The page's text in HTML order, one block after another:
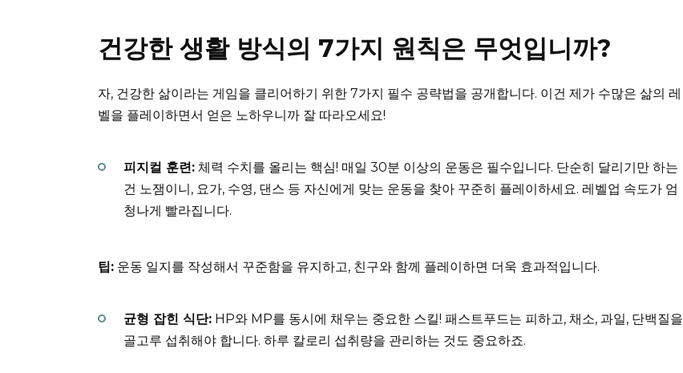
건강한 생활 방식의 7가지 원칙은 무엇입니까?
자, 건강한 삶이라는 게임을 클리어하기 위한 7가지 필수 공략법을 공개합니다. 이건 제가 수많은 삶의 레
벨을 플레이하면서 얻은 노하우니까 잘 따라오세요!
피지컬 훈련: 체력 수치를 올리는 핵심! 매일 30분 이상의 운동은 필수입니다. 단순히 달리기만 하는
건 노잼이니, 요가, 수영, 댄스 등 자신에게 맞는 운동을 찾아 꾸준히 플레이하세요. 레벨업 속도가 엄
청나게 빨라집니다.
팁: 운동 일지를 작성해서 꾸준함을 유지하고, 친구와 함께 플레이하면 더욱 효과적입니다.
균형 잡힌 식단: HP와 MP를 동시에 채우는 중요한 스킬! 패스트푸드는 피하고, 채소, 과일, 단백질을
골고루 섭취해야 합니다. 하루 칼로리 섭취량을 관리하는 것도 중요하죠.